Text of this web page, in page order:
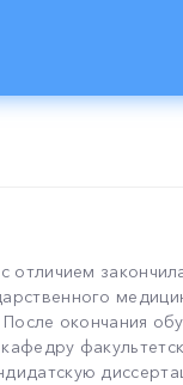
отличием
окончания